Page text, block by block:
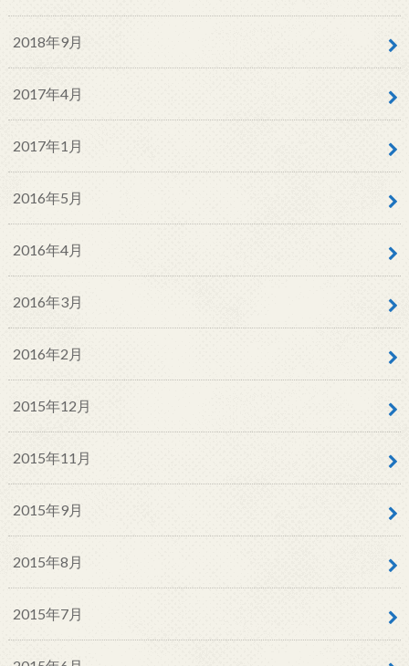
2018年9月
2017年4月
2017年1月
2016年5月
2016年4月
2016年3月
2016年2月
2015年12月
2015年11月
2015年9月
2015年8月
2015年7月